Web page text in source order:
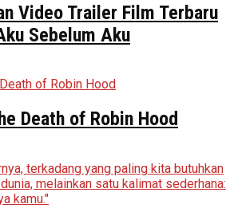
Video Trailer Film Terbaru
Sebelum Aku
Death of Robin Hood